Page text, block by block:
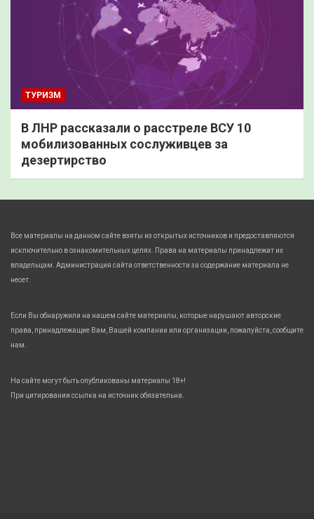
ТУРИЗМ
В ЛНР рассказали о расстреле ВСУ 10
мобилизованных сослуживцев за
дезертирство
Все материалы на данном сайте взяты из открытых источников и предоставляются
исключительно в ознакомительных целях. Права на материалы принадлежат их
владельцам. Администрация сайта ответственности за содержание материала не
несет.
Если Вы обнаружили на нашем сайте материалы, которые нарушают авторские
права, принадлежащие Вам, Вашей компании или организации, пожалуйста, сообщите
нам.
На сайте могут быть опубликованы материалы 18+!
При цитировании ссылка на источник обязательна.